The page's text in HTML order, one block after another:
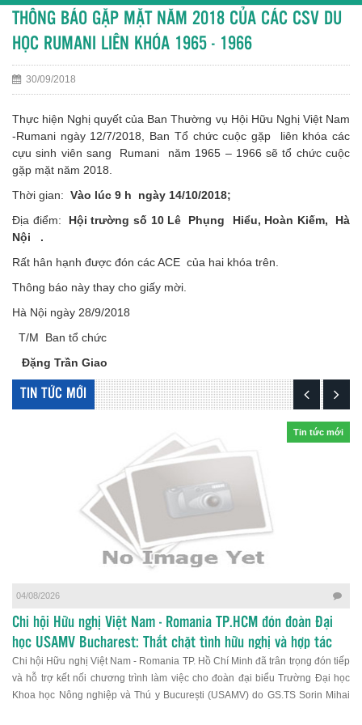
THÔNG BÁO GẶP MẶT NĂM 2018 CỦA CÁC CSV DU
HỌC RUMANI LIÊN KHÓA 1965 - 1966
30/09/2018
Thực hiện Nghị quyết của Ban Thường vụ Hội Hữu Nghị Việt Nam
-Rumani ngày 12/7/2018, Ban Tổ chức cuộc gặp liên khóa các
cựu sinh viên sang Rumani năm 1965 – 1966 sẽ tổ chức cuộc
gặp mặt năm 2018.
Thời gian: Vào lúc 9 h ngày 14/10/2018;
Địa điểm:
Hội trường số 10 Lê Phụng Hiểu, Hoàn Kiếm, Hà
Nội .
Rất hân hạnh được đón các ACE của hai khóa trên.
Thông báo này thay cho giấy mời.
Hà Nội ngày 28/9/2018
T/M Ban tổ chức
Đặng Trần Giao
TIN TỨC MỚI
Tin tức mới
04/08/2026
Chi hội Hữu nghị Việt Nam - Romania TP.HCM đón đoàn Đại
học USAMV Bucharest: Thắt chặt tình hữu nghị và hợp tác
giáo dục
Chi hội Hữu nghị Việt Nam - Romania TP. Hồ Chí Minh đã trân trọng đón tiếp
và hỗ trợ kết nối chương trình làm việc cho đoàn đại biểu Trường Đại học
Khoa học Nông nghiệp và Thú y București (USAMV) do GS.TS Sorin Mihai